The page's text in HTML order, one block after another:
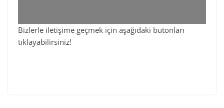
Bizlerle iletişime geçmek için aşağıdaki butonları
tıklayabilirsiniz!